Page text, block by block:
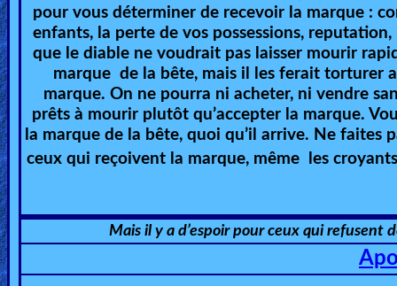
Kids
Videos
🎞
Worship
Music
🎞
Vids
for
pour vous déterminer de recevoir la marque :
enfants, la perte de vos possessions,
que le diable ne voudrait pas laisser mourir
marque de la bête, mais il les ferait torturer
marque. On ne pourra ni acheter, ni vendre
prêts à mourir plutôt qu’accepter la marque.
la marque de la bête, quoi qu’il arrive. Ne faites
ceux qui reçoivent la marque, même les
Mais il y a d’espoir pour ceux qui refusent